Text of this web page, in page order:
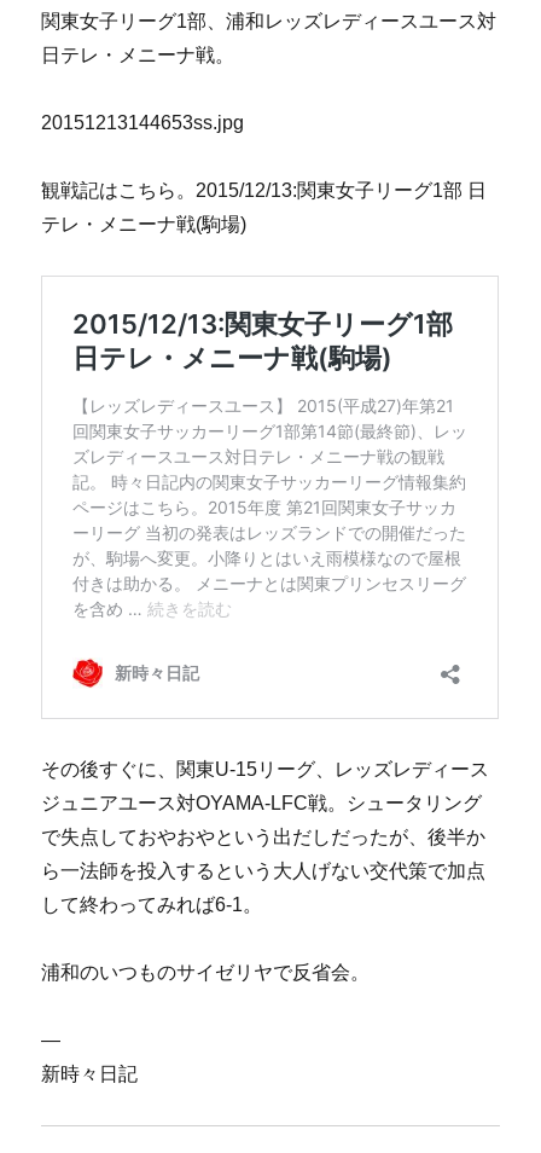
関東女子リーグ1部、浦和レッズレディースユース対
日テレ・メニーナ戦。
20151213144653ss.jpg
観戦記はこちら。2015/12/13:関東女子リーグ1部 日
テレ・メニーナ戦(駒場)
その後すぐに、関東U-15リーグ、レッズレディース
ジュニアユース対OYAMA-LFC戦。シュータリング
で失点しておやおやという出だしだったが、後半か
ら一法師を投入するという大人げない交代策で加点
して終わってみれば6-1。
浦和のいつものサイゼリヤで反省会。
—
新時々日記